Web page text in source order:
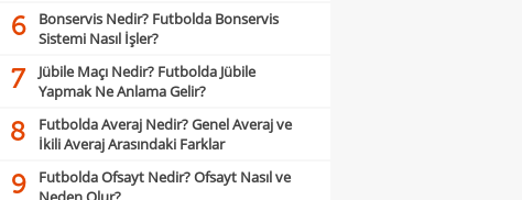
6
Bonservis Nedir? Futbolda Bonservis
Sistemi Nasıl İşler?
7
Jübile Maçı Nedir? Futbolda Jübile
Yapmak Ne Anlama Gelir?
8
Futbolda Averaj Nedir? Genel Averaj ve
İkili Averaj Arasındaki Farklar
9
Futbolda Ofsayt Nedir? Ofsayt Nasıl ve